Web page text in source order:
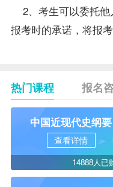
2、考生可以委托他
报考时的承诺，将报
热门课程 报名
中国近现代史纲要
查看详情
14888人已